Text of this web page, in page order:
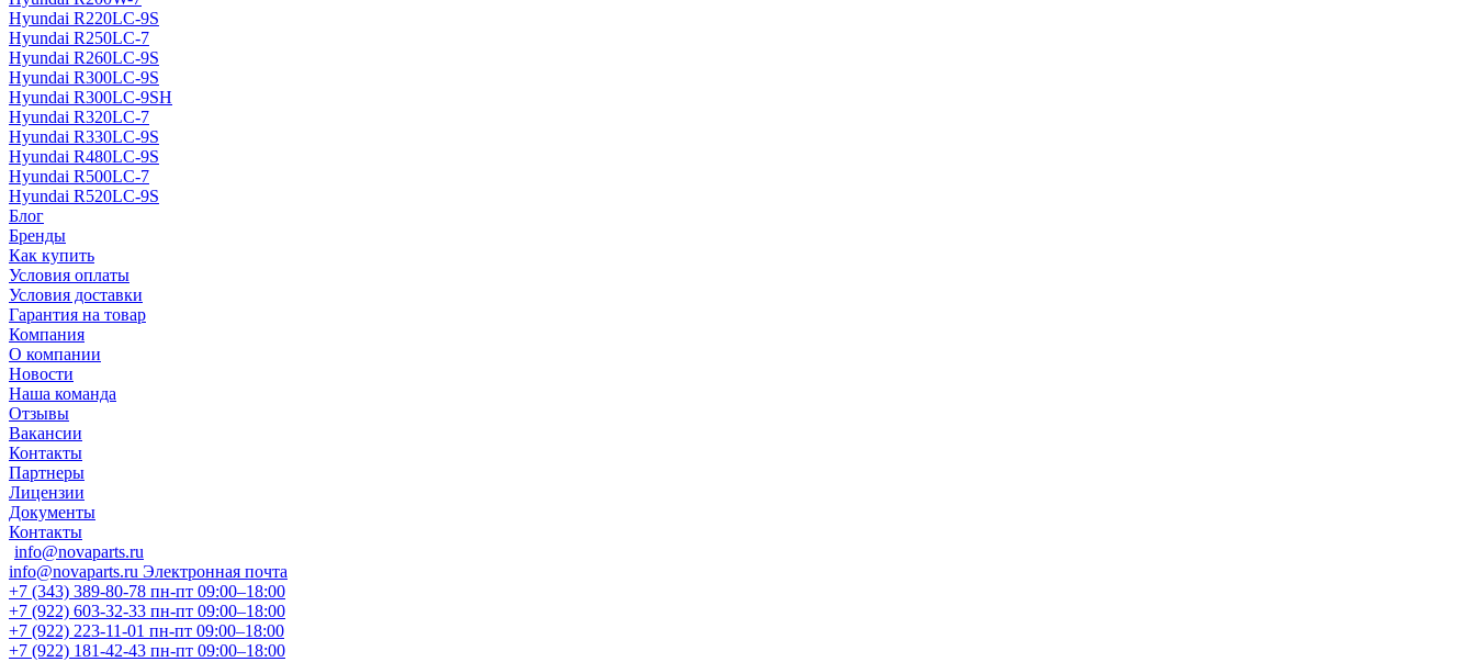
Hyundai R220LC-9S
Hyundai R250LC-7
Hyundai R260LC-9S
Hyundai R300LC-9S
Hyundai R300LC-9SH
Hyundai R320LC-7
Hyundai R330LC-9S
Hyundai R480LC-9S
Hyundai R500LC-7
Hyundai R520LC-9S
Блог
Бренды
Как купить
Условия оплаты
Условия доставки
Гарантия на товар
Компания
О компании
Новости
Наша команда
Отзывы
Вакансии
Контакты
Партнеры
Лицензии
Документы
Контакты
info@novaparts.ru
info@novaparts.ru Электронная почта
+7 (343) 389-80-78 пн-пт 09:00–18:00
+7 (922) 603-32-33 пн-пт 09:00–18:00
+7 (922) 223-11-01 пн-пт 09:00–18:00
+7 (922) 181-42-43 пн-пт 09:00–18:00